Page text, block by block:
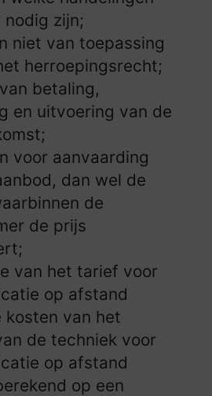
zijn;
niet van toepassing
herroepingsrecht;
betaling,
en uitvoering van de
voor aanvaarding
dan wel de
de
de prijs
van het tarief voor
op afstand
kosten van het
de techniek voor
op afstand
op een